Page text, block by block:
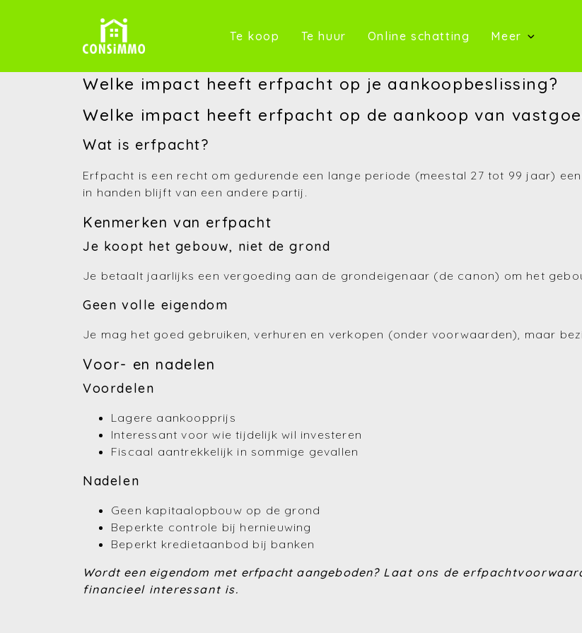
Te koop (Te koop)
Te huur (Te huur)
Online schatting (Online schatting)
Meer
Welke impact heeft erfpacht op je aankoopbeslissing?
Welke impact heeft erfpacht op de aankoop van
Wat is erfpacht?
Erfpacht is een recht om gedurende een lange periode (meestal 27 tot 99 jaar)
in handen blijft van een andere partij.
Kenmerken van erfpacht
Je koopt het gebouw, niet de grond
Je betaalt jaarlijks een vergoeding aan de grondeigenaar (de canon) om het
Geen volle eigendom
Je mag het goed gebruiken, verhuren en verkopen (onder voorwaarden), maar
Voor- en nadelen
Voordelen
Lagere aankoopprijs
Interessant voor wie tijdelijk wil investeren
Fiscaal aantrekkelijk in sommige gevallen
Nadelen
Geen kapitaalopbouw op de grond
Beperkte controle bij hernieuwing
Beperkt kredietaanbod bij banken
Wordt een eigendom met erfpacht aangeboden?Laat ons de
financieel interessant is.